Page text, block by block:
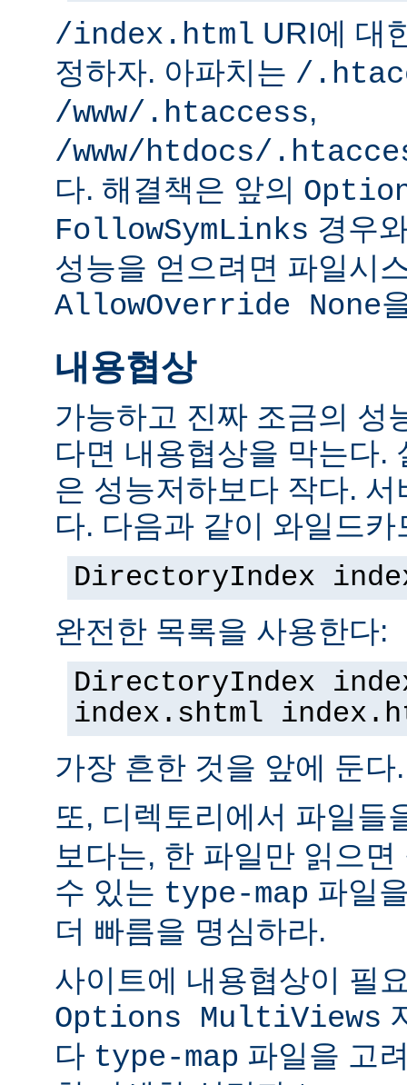
/index.html URI에 대
정하자. 아파치는 /
/www/.htaccess,
/www/htdocs/
다. 해결책은 앞의
FollowSymLinks 경우
성능을 얻으려면 파일시
AllowOverride None
내용협상
가능하고 진짜 조금의 성
다면 내용협상을 막는다.
은 성능저하보다 작다.
다. 다음과 같이 와일드
DirectoryIndex
완전한 목록을 사용한다:
DirectoryIndex
index.shtml
가장 흔한 것을 앞에 둔다.
또, 디렉토리에서 파일들
보다는, 한 파일만 읽으
수 있는 type-map 파일
더 빠름을 명심하라.
사이트에 내용협상이 필
Options MultiViews
다 type-map 파일을 고